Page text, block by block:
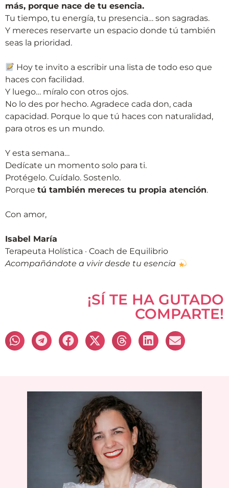
más, porque nace de tu esencia.
Tu tiempo, tu energía, tu presencia… son sagradas.
Y mereces reservarte un espacio donde tú también
seas la prioridad.
Hoy te invito a escribir una lista de todo eso que
haces con facilidad.
Y luego… míralo con otros ojos.
No lo des por hecho. Agradece cada don, cada
capacidad. Porque lo que tú haces con naturalidad,
para otros es un mundo.
Y esta semana…
Dedícate un momento solo para ti.
Protégelo. Cuídalo. Sostenlo.
Porque tú también mereces tu propia atención.
Con amor,
Isabel María
Terapeuta Holística · Coach de Equilibrio
Acompañándote a vivir desde tu esencia
¡SÍ TE HA GUTADO
COMPARTE!